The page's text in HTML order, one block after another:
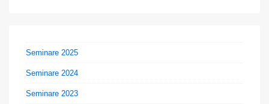
Seminare 2025
Seminare 2024
Seminare 2023